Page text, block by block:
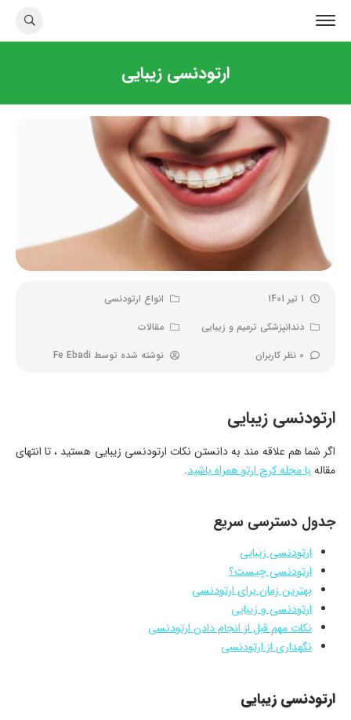
ارتودنسی زیبایی
1 تیر 1401
انواع ارتودنسی
دندانپزشکی ترمیم و زیبایی
مقالات
0 نظر کاربران
نوشته شده توسط Fe Ebadi
ارتودنسی زیبایی
اگر شما هم علاقه مند به دانستن نکات ارتودنسی زیبایی هستید ، تا انتهای
مقالهبا مجله کرج ارتو همراه باشید.
جدول دسترسی سریع
ارتودنسی زیبایی
ارتودنسی چیست؟
بهترین زمان برای ارتودنسی
ارتودنسی و زیبایی
نکات مهم قبل از انجام دادن ارتودنسی
نگهداری از ارتودنسی
ارتودنسی زیبایی